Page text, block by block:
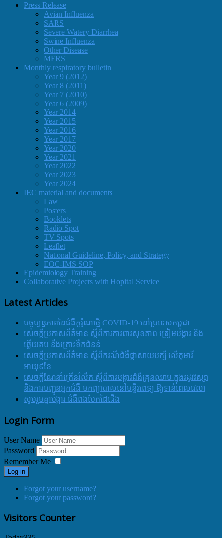
Press Release
Avian Influenza
SARS
Severe Watery Diarrhea
Swine Influenza
Other Disease
MERS
Monthly respiratory bulletin
Year 9 (2012)
Year 8 (2011)
Year 7 (2010)
Year 6 (2009)
Year 2014
Year 2015
Year 2016
Year 2017
Year 2020
Year 2021
Year 2022
Year 2023
Year 2024
IEC material and documents
Law
Posters
Booklets
Radio Spot
TV Spots
Leaflet
National Guideline, Policy, and Strategy
EOC-IMS SOP
Epidemiology Training
Collaborative Projects with Hopital Service
Latest Articles
បច្ចុប្បន្នភាពនៃជំងឺកូរ៉ូណាថ្មី COVID-19 នៅប្រទេសកម្ពុជា
សេចក្តីប្រកាសព័ត៌មាន ស្តីពីការការពារសុខភាព ត្រៀមបង្ការ និង
ឆ្លើយតប នឹងគ្រោះទឹកជំនន់
សេចក្តីប្រកាសព័ត៌មាន ស្តីពីករណីជំងឺផ្តាសាយបក្សី លើកុមារី
អាយុ៩ខែ
សេចក្ដីណែនាំក្រើនរំលឹក ស្ដីពីការបង្ការជំងឺគ្រុនឈាម ក្នុងរដូវវស្សា
និងការបញ្ជូនអ្នកជំងឺ មកព្យាបាលនៅមន្ទីរពេទ្យ ឱ្យទាន់ពេលវេលា
សូមរួមគ្នាបង្ការ ជំងឺពងបែកដៃជើង
Login Form
User Name
Password
Remember Me
Log in
Forgot your username?
Forgot your password?
Visitors Counter